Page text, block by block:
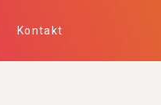
Kontakt